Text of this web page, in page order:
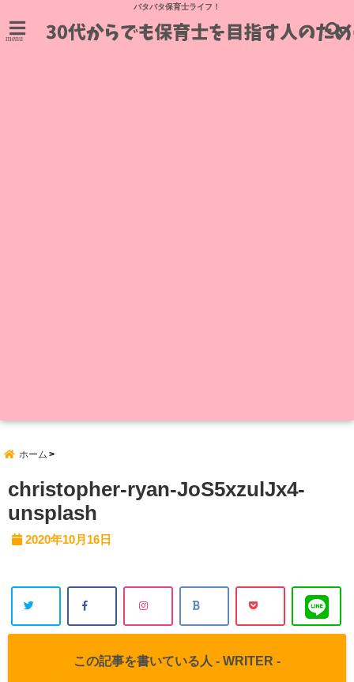
バタバタ保育士ライフ！
menu
ホーム
christopher-ryan-JoS5xzulJx4-
unsplash
2020年10月16日
この記事を書いている人 - WRITER -